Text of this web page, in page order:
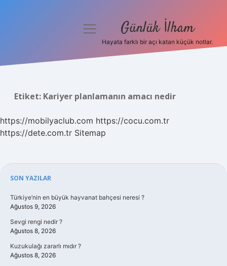
Hakkımızda
menüyü
Günlük İlham
Hayata farklı bir açı katan küçük notlar.
Etiket: Kariyer planlamanın amacı nedir
https://mobilyaclub.com https://cocu.com.tr
https://dete.com.tr Sitemap
Sidebar
SON YAZILAR
Türkiye’nin en büyük hayvanat bahçesi neresi ?
Ağustos 9, 2026
Sevgi rengi nedir ?
Ağustos 8, 2026
Kuzukulağı zararlı mıdır ?
Ağustos 8, 2026